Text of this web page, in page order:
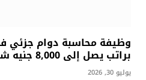
وظيفة محاسبة دوام جزئي
براتب يصل إلى 8,000 جنيه شهريًا
يوليو 30, 2026